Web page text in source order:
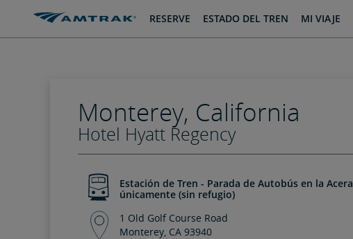
saltar
saltar RESERVE ESTADO DEL TREN MI VIAJE
Monterey, California
Hotel Hyatt Regency
Estación de Tren - Parada de Autobús en la Acera
únicamente (sin refugio)
1 Old Golf Course Road
Monterey, CA 93940